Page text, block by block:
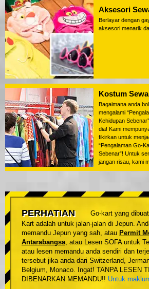
Aksesori
Berlayar dengan
aksesori menarik
Kostum Sewa
Bagaimana anda
mengalami
Kehidupan
dia! Kami
fikirkan untuk
“Pengalaman Go-
Sebenar”! Untuk
jangan risau, kami
PERHATIAN
Go-kart yang
Kart adalah untuk jalan-jalan di Jepun.
memandu Jepun yang sah, atau Permit
Antarabangsa, atau Lesen SOFA untuk
atau lesen memandu anda sendiri dan
tersebut jika anda dari Switzerland,
Belgium, Monaco. Ingat! TANPA LESEN
DIBENARKAN MEMANDU!! Untuk